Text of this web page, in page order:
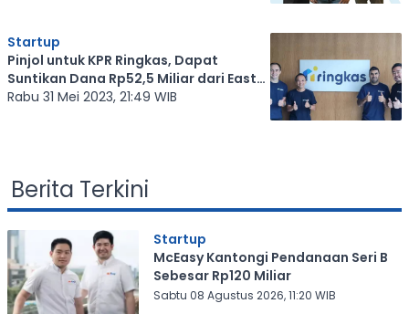
Startup
Pinjol untuk KPR Ringkas, Dapat
Suntikan Dana Rp52,5 Miliar dari East
Ventures
Rabu 31 Mei 2023, 21:49 WIB
Berita Terkini
Startup
McEasy Kantongi Pendanaan Seri B
Sebesar Rp120 Miliar
Sabtu 08 Agustus 2026, 11:20 WIB